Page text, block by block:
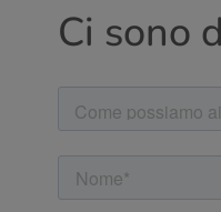
Ci sono